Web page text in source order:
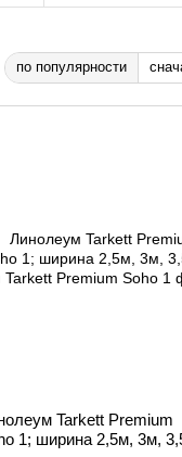
по популярности
Tarkett Premium
1; ширина 2,5м, 3м,